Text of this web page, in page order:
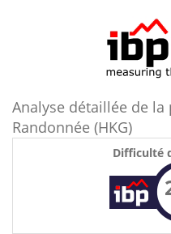
Analyse détaillée de
Randonnée (HKG)
Difficulté